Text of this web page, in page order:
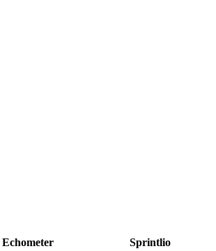
Echometer
Sprintlio